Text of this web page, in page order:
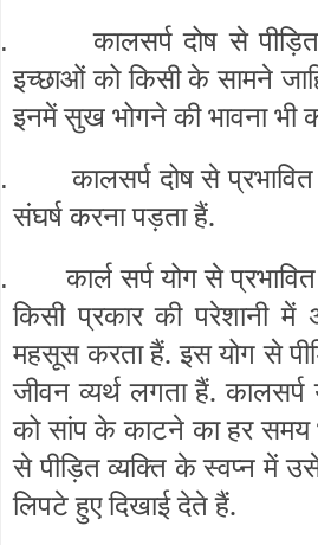
कालसर्प दोष से
इच्छाओं को किसी के सामने
इनमें सुख भोगने की भावना भी
कालसर्प दोष से
संघर्ष करना पड़ता हैं.
कार्ल सर्प योग से
किसी प्रकार की परेशानी
महसूस करता हैं. इस योग से
जीवन व्यर्थ लगता हैं. कालसर्प
को सांप के काटने का हर समय
से पीड़ित व्यक्ति के स्वप्न में
लिपटे हुए दिखाई देते हैं.